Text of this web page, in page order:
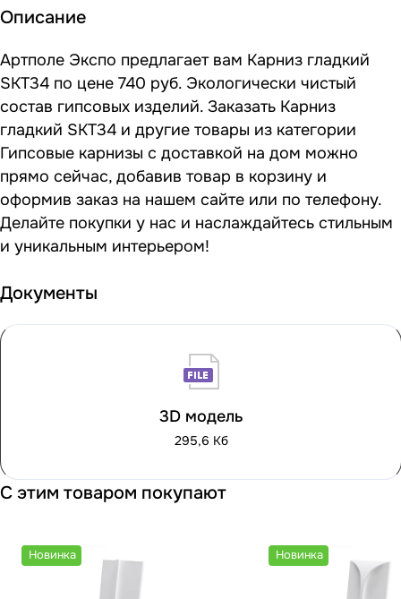
Описание
Артполе Экспо предлагает вам Карниз гладкий
SKT34 по цене 740 руб. Экологически чистый
состав гипсовых изделий. Заказать Карниз
гладкий SKT34 и другие товары из категории
Гипсовые карнизы с доставкой на дом можно
прямо сейчас, добавив товар в корзину и
оформив заказ на нашем сайте или по телефону.
Делайте покупки у нас и наслаждайтесь стильным
и уникальным интерьером!
Документы
3D модель
295,6 Кб
С этим товаром покупают
Новинка Новинка